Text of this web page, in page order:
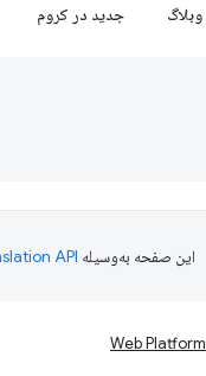
وبلاگ جدید در کروم
این صفحه به‌وسیله
Web Platform